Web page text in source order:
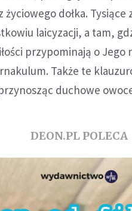
dołka.
laicyzacji, a tam,
przypominają o
Także te
duchowe
DEON.PL POLECA